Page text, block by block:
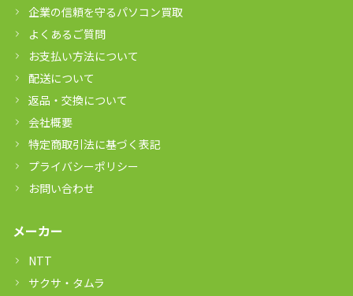
企業の信頼を守るパソコン買取
よくあるご質問
お支払い方法について
配送について
返品・交換について
会社概要
特定商取引法に基づく表記
プライバシーポリシー
お問い合わせ
メーカー
NTT
サクサ・タムラ